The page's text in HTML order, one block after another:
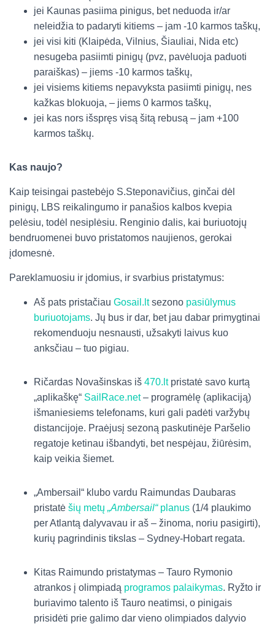
jei Kaunas pasiima pinigus, bet neduoda ir/ar
neleidžia to padaryti kitiems – jam -10 karmos taškų,
jei visi kiti (Klaipėda, Vilnius, Šiauliai, Nida etc)
nesugeba pasiimti pinigų (pvz, pavėluoja paduoti
paraiškas) – jiems -10 karmos taškų,
jei visiems kitiems nepavyksta pasiimti pinigų, nes
kažkas blokuoja, – jiems 0 karmos taškų,
jei kas nors išspręs visą šitą rebusą – jam +100
karmos taškų.
Kas naujo?
Kaip teisingai pastebėjo S.Steponavičius, ginčai dėl
pinigų, LBS reikalingumo ir panašios kalbos kvepia
pelėsiu, todėl nesiplėsiu. Renginio dalis, kai buriuotojų
bendruomenei buvo pristatomos naujienos, gerokai
įdomesnė.
Pareklamuosiu ir įdomius, ir svarbius pristatymus:
Aš pats pristačiau Gosail.ltsezono pasiūlymus
buriuotojams. Jų bus ir dar, bet jau dabar primygtinai
rekomenduoju nesnausti, užsakyti laivus kuo
anksčiau – tuo pigiau.
Ričardas Novašinskas iš 470.ltpristatė savo kurtą
„aplikaškę“ SailRace.net– programėlę (aplikaciją)
išmaniesiems telefonams, kuri gali padėti varžybų
distancijoje. Praėjusį sezoną paskutinėje Paršelio
regatoje ketinau išbandyti, bet nespėjau, žiūrėsim,
kaip veikia šiemet.
„Ambersail“ klubo vardu Raimundas Daubaras
pristatė šių metų „Ambersail“planus (1/4 plaukimo
per Atlantą dalyvavau ir aš – žinoma, noriu pasigirti),
kurių pagrindinis tikslas – Sydney-Hobart regata.
Kitas Raimundo pristatymas – Tauro Rymonio
atrankos į olimpiadą programos palaikymas. Ryžto ir
buriavimo talento iš Tauro neatimsi, o pinigais
prisidėti prie galimo dar vieno olimpiados dalyvio